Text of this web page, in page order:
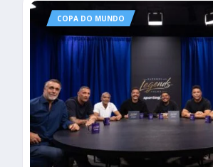
COPA DO MUNDO